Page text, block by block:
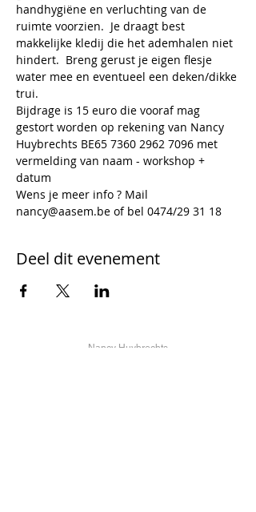
handhygiëne en verluchting van de
ruimte voorzien.  Je draagt best
makkelijke kledij die het ademhalen niet
hindert.  Breng gerust je eigen flesje
water mee en eventueel een deken/dikke
trui.
Bijdrage is 15 euro die vooraf mag
gestort worden op rekening van Nancy
Huybrechts BE65 7360 2962 7096 met
vermelding van naam - workshop +
datum
Wens je meer info ? Mail
nancy@aasem.be of bel 0474/29 31 18
Deel dit evenement
Nancy Huybrechts